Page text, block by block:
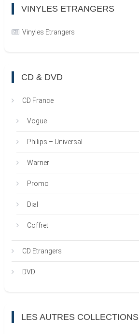
VINYLES ETRANGERS
Vinyles Etrangers
CD & DVD
CD France
Vogue
Philips – Universal
Warner
Promo
Dial
Coffret
CD Etrangers
DVD
LES AUTRES COLLECTIONS